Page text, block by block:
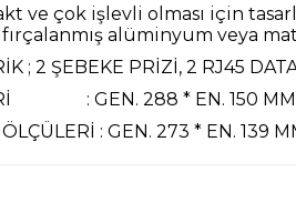
ve çok işlevli olması için
fırçalanmış alüminyum veya
; 2 ŞEBEKE PRİZİ, 2 RJ45
: GEN. 288 * EN. 150
: GEN. 273 * EN. 139